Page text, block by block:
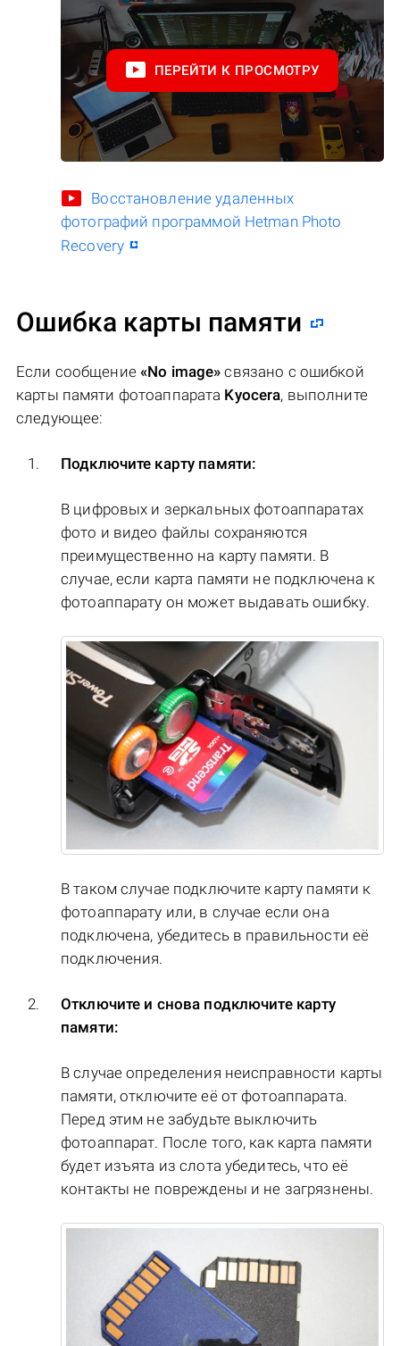
ПЕРЕЙТИ К ПРОСМОТРУ
Восстановление удаленных
фотографий программой Hetman Photo
Recovery
Ошибка карты памяти
Если сообщение «No image» связано с ошибкой
карты памяти фотоаппарата Kyocera, выполните
следующее:
Подключите карту памяти:
В цифровых и зеркальных фотоаппаратах
фото и видео файлы сохраняются
преимущественно на карту памяти. В
случае, если карта памяти не подключена к
фотоаппарату он может выдавать ошибку.
В таком случае подключите карту памяти к
фотоаппарату или, в случае если она
подключена, убедитесь в правильности её
подключения.
Отключите и снова подключите карту
памяти:
В случае определения неисправности карты
памяти, отключите её от фотоаппарата.
Перед этим не забудьте выключить
фотоаппарат. После того, как карта памяти
будет изъята из слота убедитесь, что её
контакты не повреждены и не загрязнены.